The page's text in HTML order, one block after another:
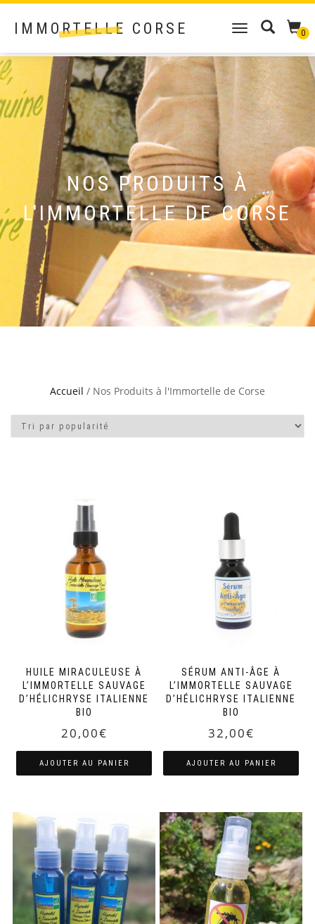
IMMORTELLE CORSE
DÉPLIER
NAVIGATION
0
NOS PRODUITS À
L'IMMORTELLE DE CORSE
Accueil / Nos Produits à l'Immortelle de Corse
HUILE MIRACULEUSE À
L’IMMORTELLE SAUVAGE
D’HÉLICHRYSE ITALIENNE
BIO
20,00€
AJOUTER AU PANIER
SÉRUM ANTI-ÂGE À
L’IMMORTELLE SAUVAGE
D’HÉLICHRYSE ITALIENNE
BIO
32,00€
AJOUTER AU PANIER